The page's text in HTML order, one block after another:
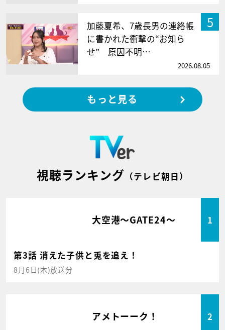
5
加藤夏希、7歳長男の連絡帳
に書かれた衝撃の“お知ら
せ” 原因不明…
2026.08.05
もっと見る
視聴ランキング （テレビ朝日）
大空港～GATE24～ 1
第3話 消えた子供と兎を追え！
8月6日(木)放送分
アメトーーク！ 2